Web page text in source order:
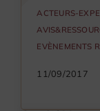
ACTEURS-
EVÈNEMENTS
11/09/2017